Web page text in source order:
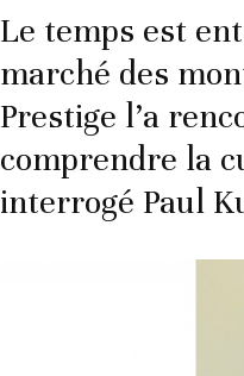
Le temps est
marché des
Prestige l’a
comprendre la
interrogé Paul